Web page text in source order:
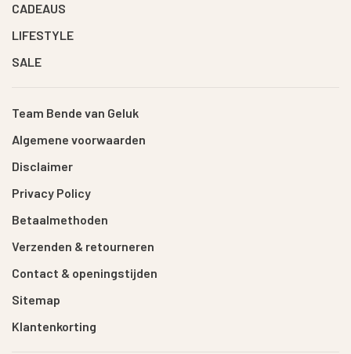
CADEAUS
LIFESTYLE
SALE
Team Bende van Geluk
Algemene voorwaarden
Disclaimer
Privacy Policy
Betaalmethoden
Verzenden & retourneren
Contact & openingstijden
Sitemap
Klantenkorting